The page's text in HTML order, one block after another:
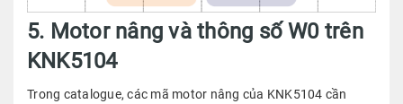
5. Motor nâng và thông số W0 trên
KNK5104
Trong catalogue, các mã motor nâng của KNK5104 cần